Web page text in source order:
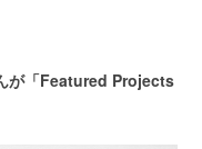
が「Featured Projects